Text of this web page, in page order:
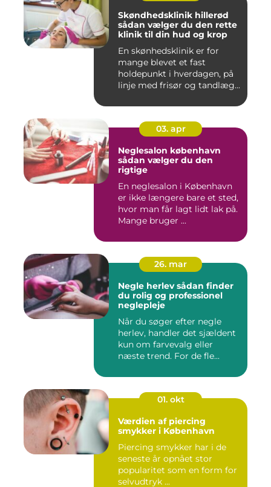
Skøndhedsklinik hillerød
sådan vælger du den rette
klinik til din hud og krop
En skønhedsklinik er for
mange blevet et fast
holdepunkt i hverdagen, på
linje med frisør og tandlæg...
03. apr
Neglesalon københavn
sådan vælger du den
rigtige
En neglesalon i København
er ikke længere bare et sted,
hvor man får lagt lidt lak på.
Mange bruger ...
26. mar
Negle herlev sådan finder
du rolig og professionel
neglepleje
Når du søger efter negle
herlev, handler det sjældent
kun om farvevalg eller
næste trend. For de fle...
01. okt
Værdien af piercing
smykker i København
Piercing smykker har i de
seneste år opnået stor
popularitet som en form for
selvudtryk ...